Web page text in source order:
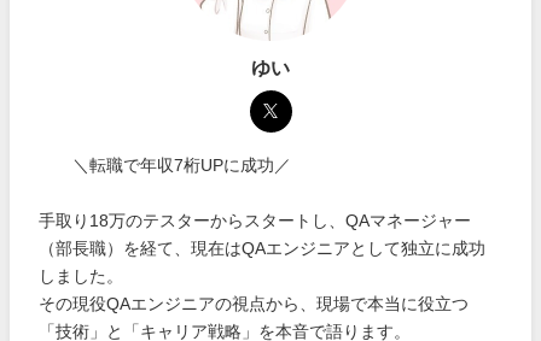
ゆい
＼転職で年収7桁UPに成功／
手取り18万のテスターからスタートし、QAマネージャー
（部長職）を経て、現在はQAエンジニアとして独立に成功
しました。
その現役QAエンジニアの視点から、現場で本当に役立つ
「技術」と「キャリア戦略」を本音で語ります。